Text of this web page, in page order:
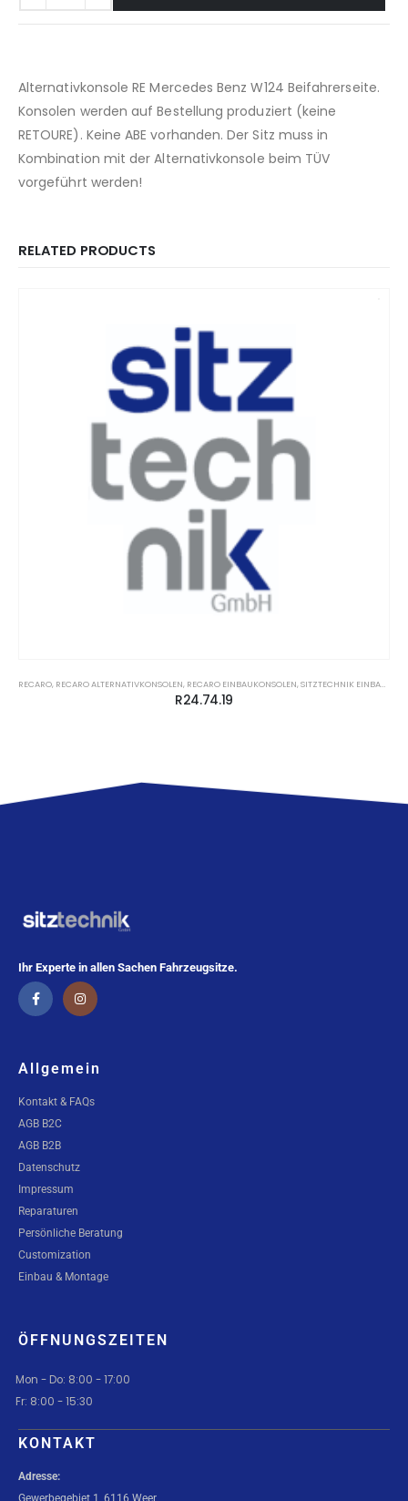
Alternativkonsole RE Mercedes Benz W124 Beifahrerseite.
Konsolen werden auf Bestellung produziert (keine
RETOURE). Keine ABE vorhanden. Der Sitz muss in
Kombination mit der Alternativkonsole beim TÜV
vorgeführt werden!
RELATED PRODUCTS
RECARO, RECARO ALTERNATIVKONSOLEN, RECARO EINBAUKONSOLEN,SITZTECHNIK EINBAUKONSOLEN
R24.74.19
Ihr Experte in allen Sachen Fahrzeugsitze.
Allgemein
Kontakt & FAQs
AGB B2C
AGB B2B
Datenschutz
Impressum
Reparaturen
Persönliche Beratung
Customization
Einbau & Montage
ÖFFNUNGSZEITEN
Mon - Do: 8:00 - 17:00
Fr: 8:00 - 15:30
KONTAKT
Adresse:
Gewerbegebiet 1, 6116 Weer